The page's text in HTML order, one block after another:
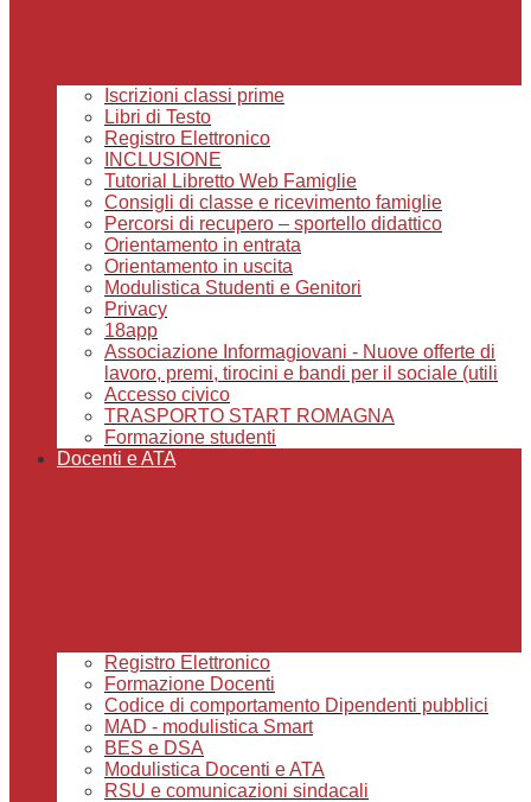
Iscrizioni classi prime
Libri di Testo
Registro Elettronico
INCLUSIONE
Tutorial Libretto Web Famiglie
Consigli di classe e ricevimento famiglie
Percorsi di recupero – sportello didattico
Orientamento in entrata
Orientamento in uscita
Modulistica Studenti e Genitori
Privacy
18app
Associazione Informagiovani - Nuove offerte di
lavoro, premi, tirocini e bandi per il sociale (utili
Accesso civico
TRASPORTO START ROMAGNA
Formazione studenti
Docenti e ATA
Registro Elettronico
Formazione Docenti
Codice di comportamento Dipendenti pubblici
MAD - modulistica Smart
BES e DSA
Modulistica Docenti e ATA
RSU e comunicazioni sindacali